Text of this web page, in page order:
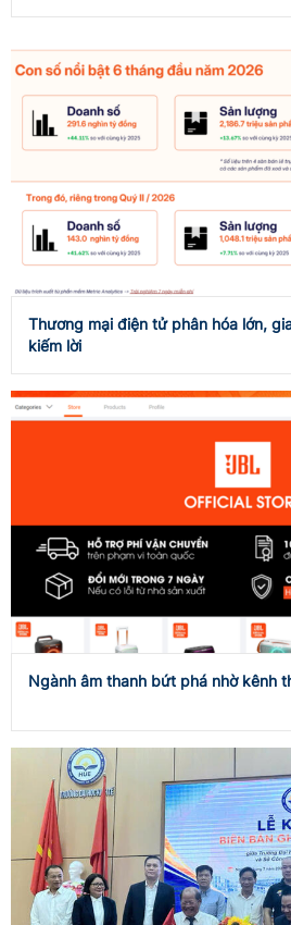
Thương mại điện tử phân hóa lớn,
kiếm lời
Ngành âm thanh bứt phá nhờ kênh